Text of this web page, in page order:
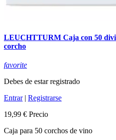
LEUCHTTURM Caja con 50
corcho
favorite
Debes de estar registrado
Entrar| Registrarse
19,99 € Precio
Caja para 50 corchos de vino